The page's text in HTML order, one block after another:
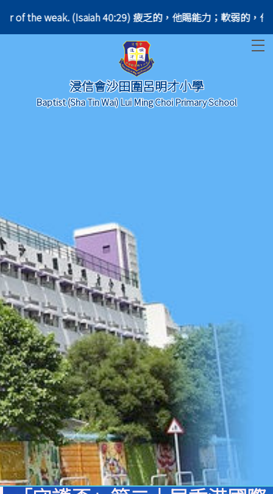
the weak. (Isaiah 40:29) 疲乏的，他賜能力；軟弱的，他
浸信會沙田圍呂明才小學
Baptist (Sha Tin Wai) Lui Ming Choi Primary School